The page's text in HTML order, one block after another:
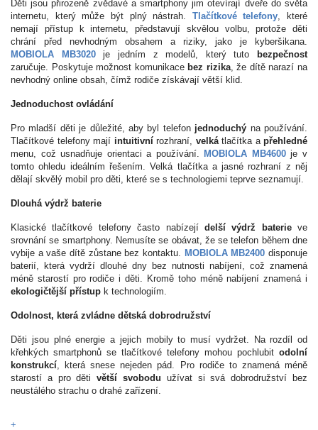
Děti jsou přirozeně zvědavé a smartphony jim otevírají dveře do světa
internetu, který může být plný nástrah. Tlačítkové telefony, které
nemají přístup k internetu, představují skvělou volbu, protože děti
chrání před nevhodným obsahem a riziky, jako je kyberšikana.
MOBIOLA MB3020je jedním z modelů, který tuto
bezpečnost
zaručuje. Poskytuje možnost komunikace bez rizika, že dítě narazí na
nevhodný online obsah, čímž rodiče získávají větší klid.
Jednoduchost ovládání
Pro mladší děti je důležité, aby byl telefon jednoduchý na používání.
Tlačítkové telefony mají intuitivnírozhraní, velkátlačítka a přehledné
menu, což usnadňuje orientaci a používání. MOBIOLA MB4600je v
tomto ohledu ideálním řešením. Velká tlačítka a jasné rozhraní z něj
dělají skvělý mobil pro děti, které se s technologiemi teprve seznamují.
Dlouhá výdrž baterie
Klasické tlačítkové telefony často nabízejí delší výdrž baterieve
srovnání se smartphony. Nemusíte se obávat, že se telefon během dne
vybije a vaše dítě zůstane bez kontaktu. MOBIOLA MB2400disponuje
baterií, která vydrží dlouhé dny bez nutnosti nabíjení, což znamená
méně starostí pro rodiče i děti. Kromě toho méně nabíjení znamená i
ekologičtější přístup k technologiím.
Odolnost, která zvládne dětská dobrodružství
Děti jsou plné energie a jejich mobily to musí vydržet. Na rozdíl od
křehkých smartphonů se tlačítkové telefony mohou pochlubit odolní
konstrukcí, která snese nejeden pád. Pro rodiče to znamená méně
starostí a pro dětivětší svobodu užívat si svá dobrodružství bez
neustálého strachu o drahé zařízení.
+